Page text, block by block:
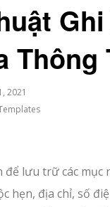
Thông
2021
để lưu trữ các mục
hẹn, địa chỉ, số